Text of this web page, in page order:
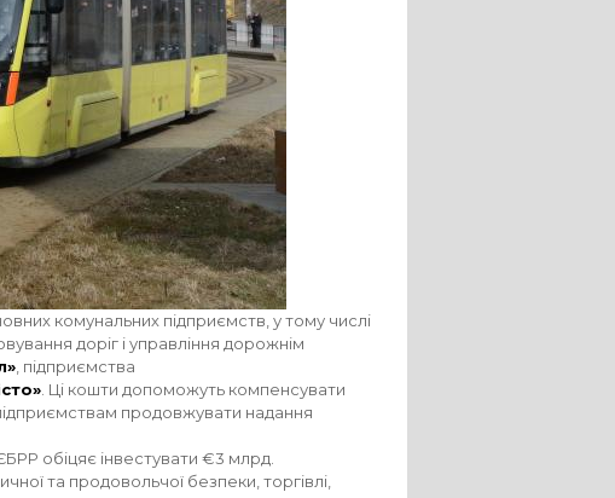
комунальних підприємств, у тому числі
доріг і управління дорожнім
, підприємства
. Ці кошти допоможуть компенсувати
продовжувати надання
обіцяє інвестувати €3 млрд.
та продовольчої безпеки, торгівлі,